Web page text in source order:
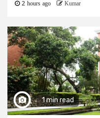
2 hours ago Kumar
1 min read